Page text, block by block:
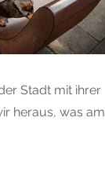
Stadt mit ihrer
heraus, was am